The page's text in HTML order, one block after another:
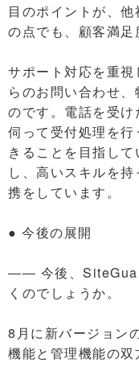
目のポイントが、
の点でも、顧客満足
サポート対応を重
らのお問い合わせ
のです。電話を受
伺って受付処理を
きることを目指し
し、高いスキルを
携をしています。
● 今後の展開
―― 今後、
くのでしょうか。
8月に新バージョン
機能と管理機能の双